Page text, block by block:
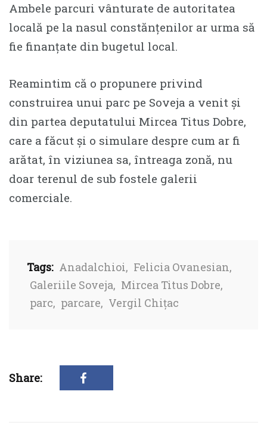
Ambele parcuri vânturate de autoritatea
locală pe la nasul constănțenilor ar urma să
fie finanțate din bugetul local.
Reamintim că o propunere privind
construirea unui parc pe Soveja a venit și
din partea deputatului Mircea Titus Dobre,
care a făcut și o simulare despre cum ar fi
arătat, în viziunea sa, întreaga zonă, nu
doar terenul de sub fostele galerii
comerciale.
Tags: Anadalchioi, Felicia Ovanesian,
Galeriile Soveja, Mircea Titus Dobre,
parc, parcare, Vergil Chițac
Share: